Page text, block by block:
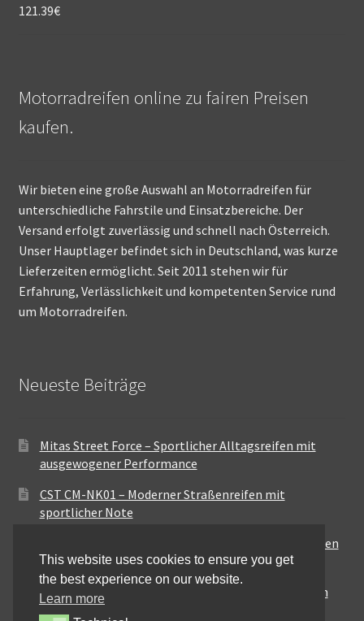
121.39€
Motorradreifen online zu fairen Preisen
kaufen.
Wir bieten eine große Auswahl an Motorradreifen für
unterschiedliche Fahrstile und Einsatzbereiche. Der
Versand erfolgt zuverlässig und schnell nach Österreich.
Unser Hauptlager befindet sich in Deutschland, was kurze
Lieferzeiten ermöglicht. Seit 2011 stehen wir für
Erfahrung, Verlässlichkeit und kompetenten Service rund
um Motorradreifen.
Neueste Beiträge
Mitas Street Force – Sportlicher Alltagsreifen mit
ausgewogener Performance
CST CM-NK01 – Moderner Straßenreifen mit
sportlicher Note
Maxxis MA-ST3 – Ausgewogener Sport-Touring-Reifen
für vielseitige Einsätze
Pirelli City Demon – Zuverlässigkeit für den urbanen
Alltag
This website uses cookies to ensure you get
the best experience on our website.
Learn more